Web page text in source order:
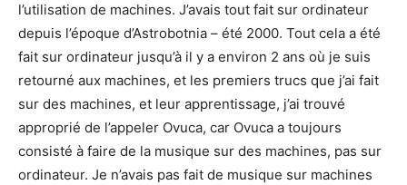
l’utilisation de machines. J’avais tout fait sur ordinateur
depuis l’époque d’Astrobotnia – été 2000. Tout cela a été
fait sur ordinateur jusqu’à il y a environ 2 ans où je suis
retourné aux machines, et les premiers trucs que j’ai fait
sur des machines, et leur apprentissage, j’ai trouvé
approprié de l’appeler Ovuca, car Ovuca a toujours
consisté à faire de la musique sur des machines, pas sur
ordinateur. Je n’avais pas fait de musique sur machines